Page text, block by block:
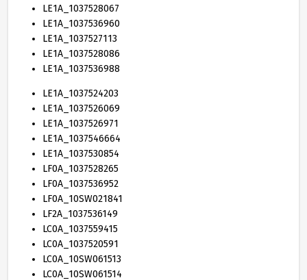
LE1A_ 1037528067
LE1A_ 1037536960
LE1A_ 1037527113
LE1A_ 1037528086
LE1A_ 1037536988
LE1A_ 1037524203
LE1A_ 1037526069
LE1A_ 1037526971
LE1A_ 1037546664
LE1A_ 1037530854
LF0A_ 1037528265
LF0A_ 1037536952
LF0A_ 10SW021841
LF2A_ 1037536149
LC0A_ 1037559415
LC0A_ 1037520591
LC0A_ 10SW061513
LC0A_ 10SW061514